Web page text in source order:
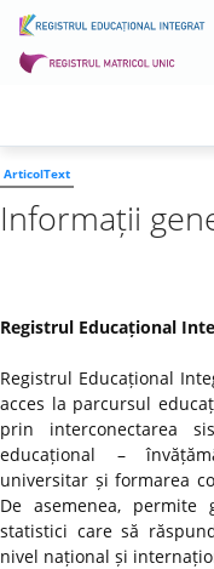
ArticolText
Informații
Registrul Educațional
Registrul Educațional
acces la parcursul
prin interconectarea
educațional –
universitar și formarea
De asemenea,
statistici care să
nivel național și